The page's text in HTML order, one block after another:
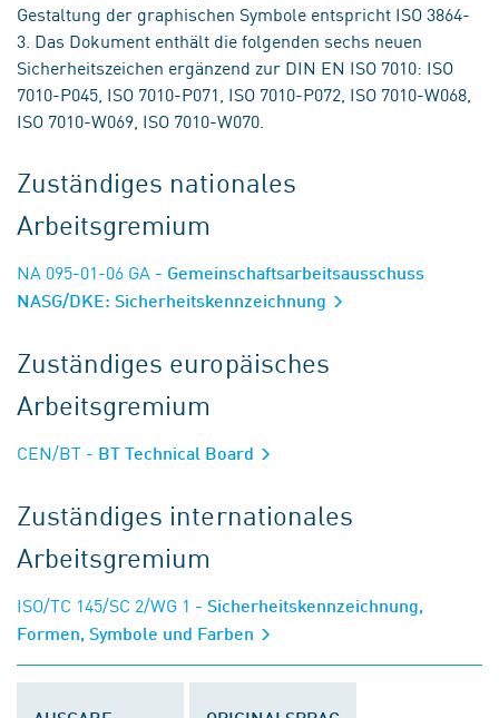
Gestaltung der graphischen Symbole entspricht ISO 3864-
3. Das Dokument enthält die folgenden sechs neuen
Sicherheitszeichen ergänzend zur DIN EN ISO 7010: ISO
7010-P045, ISO 7010-P071, ISO 7010-P072, ISO 7010-W068,
ISO 7010-W069, ISO 7010-W070.
Zuständiges nationales
Arbeitsgremium
NA 095-01-06 GA - Gemeinschaftsarbeitsausschuss
NASG/DKE: Sicherheitskennzeichnung
Zuständiges europäisches
Arbeitsgremium
CEN/BT - BT Technical Board
Zuständiges internationales
Arbeitsgremium
ISO/TC 145/SC 2/WG 1 - Sicherheitskennzeichnung,
Formen, Symbole und Farben